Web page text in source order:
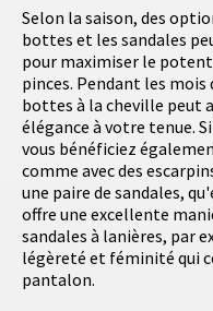
Selon la saison, des
bottes et les sandales
pour maximiser le
pinces. Pendant les
bottes à la cheville peut
élégance à votre tenue.
vous bénéficiez
comme avec des
une paire de sandales,
offre une excellente
sandales à lanières, par
légèreté et féminité qui
pantalon.